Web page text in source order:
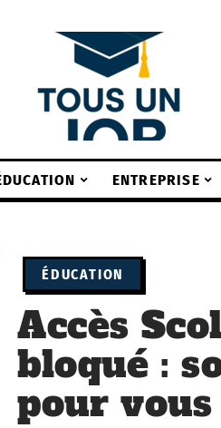
ENTREPRISE
ÉDUCATION
Accès
bloqué :
pour